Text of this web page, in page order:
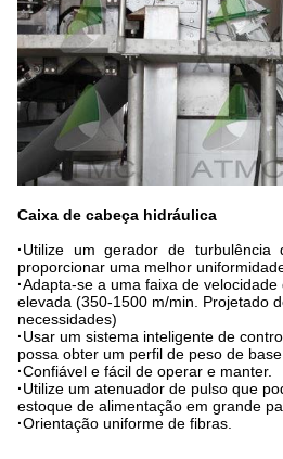
Caixa de cabeça hidráulica
·Utilize um gerador de turbulência
proporcionar uma melhor
·Adapta-se a uma faixa de
elevada (350-1500 m/min. Projetado
necessidades)
·Usar um sistema inteligente de
possa obter um perfil de peso de
·Confiável e fácil de operar e manter.
·Utilize um atenuador de pulso que
estoque de alimentação em grande
·Orientação uniforme de fibras.